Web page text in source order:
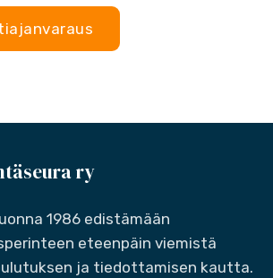
ry
1986 edistämään
eteenpäin viemistä
ja tiedottamisen kautta.